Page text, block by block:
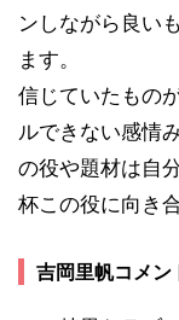
ンしながら良い
ます。
信じていたもの
ルできない感情
の役や題材は自
杯この役に向き
吉岡里帆コメン